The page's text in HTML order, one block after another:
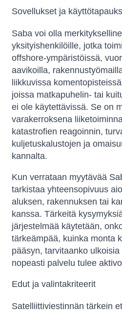
Sovellukset ja
Saba voi olla
yksityishenkilöille, jotka
offshore-ympäristöissä,
aavikoilla,
liikkuvissa
joissa matkapuhelin- tai
ei ole käytettävissä. Se on
varakerroksena
katastrofien reagoinnin,
kuljetuskalustojen ja
kannalta.
Kun verrataan myytävää
tarkistaa yhteensopivuus
aluksen, rakennuksen tai
kanssa. Tärkeitä
järjestelmää käytetään,
tärkeämpää, kuinka monta
pääsyn, tarvitaanko
nopeasti palvelu tulee
Edut ja valintakriteerit
Satelliittiviestinnän tärkein